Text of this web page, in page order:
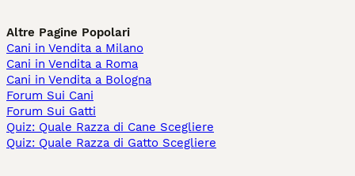
Altre Pagine Popolari
Cani in Vendita a Milano
Cani in Vendita a Roma
Cani in Vendita a Bologna
Forum Sui Cani
Forum Sui Gatti
Quiz: Quale Razza di Cane Scegliere
Quiz: Quale Razza di Gatto Scegliere